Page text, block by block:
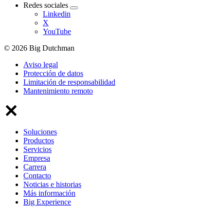
Redes sociales
Linkedin
X
YouTube
© 2026 Big Dutchman
Aviso legal
Protección de datos
Limitación de responsabilidad
Mantenimiento remoto
Soluciones
Productos
Servicios
Empresa
Carrera
Contacto
Noticias e historias
Más información
Big Experience